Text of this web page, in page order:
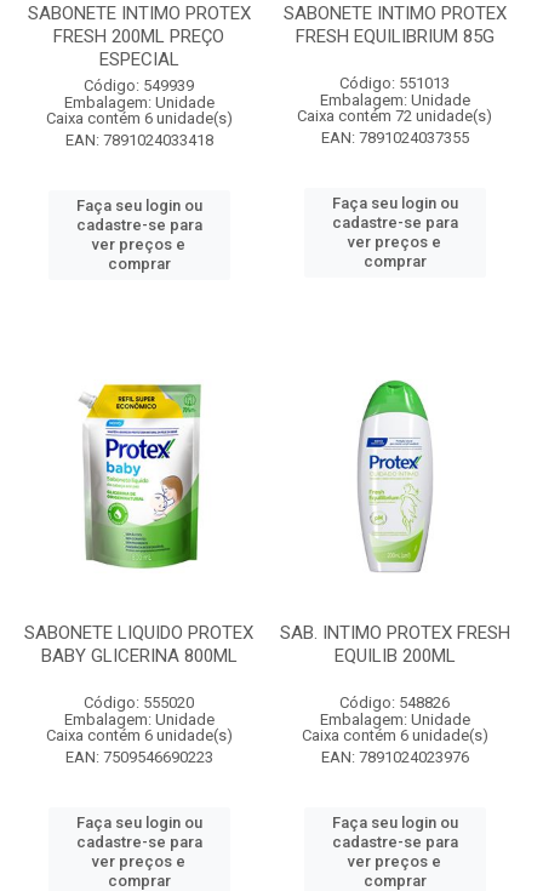
SABONETE INTIMO PROTEX
FRESH 200ML PREÇO
ESPECIAL
Código: 549939
Embalagem: Unidade
Caixa contém 6 unidade(s)
EAN: 7891024033418
Faça seu login ou
cadastre-se para
ver preços e
comprar
SABONETE INTIMO PROTEX
FRESH EQUILIBRIUM 85G
Código: 551013
Embalagem: Unidade
Caixa contém 72 unidade(s)
EAN: 7891024037355
Faça seu login ou
cadastre-se para
ver preços e
comprar
SABONETE LIQUIDO PROTEX
BABY GLICERINA 800ML
Código: 555020
Embalagem: Unidade
Caixa contém 6 unidade(s)
EAN: 7509546690223
Faça seu login ou
cadastre-se para
ver preços e
comprar
SAB. INTIMO PROTEX FRESH
EQUILIB 200ML
Código: 548826
Embalagem: Unidade
Caixa contém 6 unidade(s)
EAN: 7891024023976
Faça seu login ou
cadastre-se para
ver preços e
comprar